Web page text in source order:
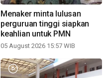
Menaker minta lulusan
perguruan tinggi siapkan
keahlian untuk PMN
05 August 2026 15:57 WIB